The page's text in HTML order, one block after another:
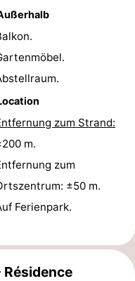
zum Strand:
m.
zum
±50 m.
Ferienpark.
Résidence